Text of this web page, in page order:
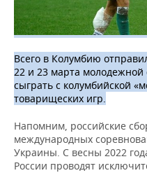
Всего в Колумбию
22 и 23 марта молодежной
сыграть с колумбийской
товарищеских игр.
Напомним, российские
международных
Украины. С весны 2022
России проводят